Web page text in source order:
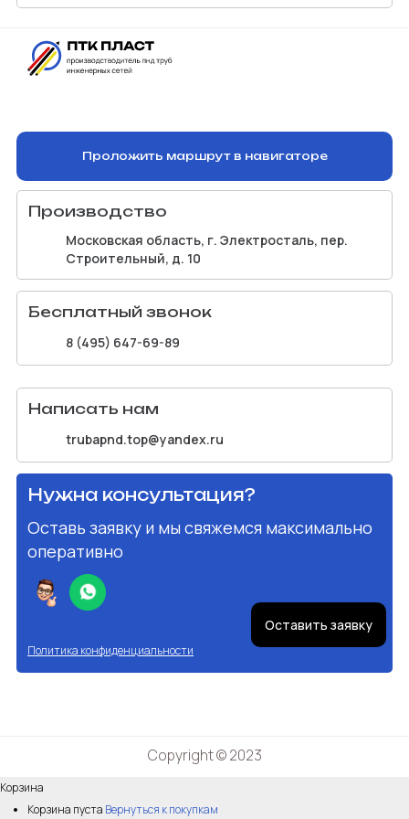
Проложить маршрут в навигаторе
Производство
Московская область, г. Электросталь, пер.
Строительный, д. 10
Бесплатный звонок
8 (495) 647-69-89
Написать нам
trubapnd.top@yandex.ru
Нужна консультация?
Оставь заявку и мы свяжемся максимально
оперативно
Оставить заявку
Политика конфиденциальности
Copyright © 2023
Корзина
Корзина пуста Вернуться к покупкам